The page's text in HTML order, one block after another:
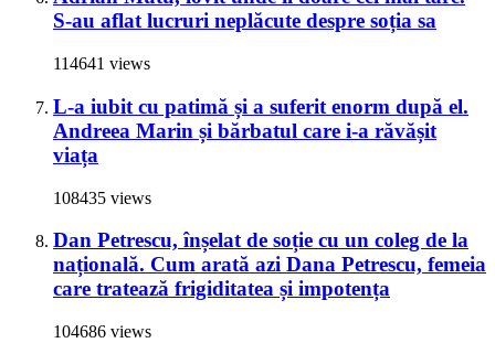
S-au aflat lucruri neplăcute despre soția sa
114641 views
L-a iubit cu patimă și a suferit enorm după el.
Andreea Marin și bărbatul care i-a răvășit
viața
108435 views
Dan Petrescu, înșelat de soție cu un coleg de la
națională. Cum arată azi Dana Petrescu, femeia
care tratează frigiditatea și impotența
104686 views